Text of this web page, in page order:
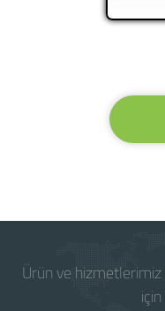
Ürün ve hizmetlerimiz